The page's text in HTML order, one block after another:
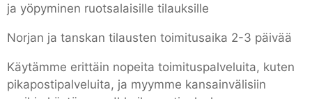
ja yöpyminen ruotsalaisille tilauksille
Norjan ja tanskan tilausten toimitusaika 2-3 päivää
Käytämme erittäin nopeita toimituspalveluita, kuten
pikapostipalveluita, ja myymme kansainvälisiin